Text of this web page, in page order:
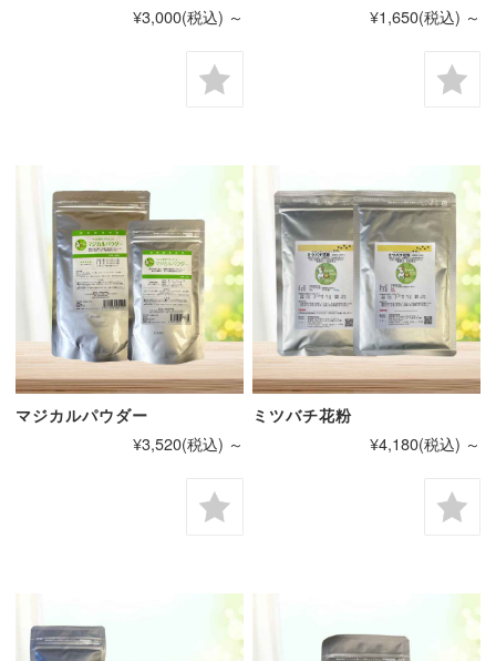
¥3,000(税込) ～ ¥1,650(税込) ～
マジカルパウダー
¥3,520(税込) ～
ミツバチ花粉
¥4,180(税込) ～